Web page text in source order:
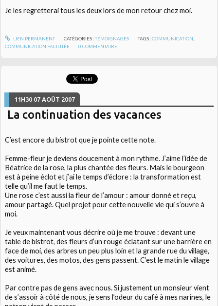
Je les regretterai tous les deux lors de mon retour chez moi.
LIEN PERMANENT CATÉGORIES :TÉMOIGNAGES TAGS :COMMUNICATION
COMMUNICATION FACILITÉE
0 COMMENTAIRE
11H30 07 AOÛT 2007
La continuation des vacances
C’est encore du bistrot que je pointe cette note.
Femme-fleur je deviens doucement à mon rythme. J’aime l’idée de
Béatrice de la rose, la plus chantée des fleurs. Mais le bourgeon
est à peine éclot et j’ai le temps d’éclore : la transformation est
telle qu’il me faut le temps.
Une rose c’est aussi la fleur de l’amour : amour donné et reçu,
amour partagé. Quel projet pour cette nouvelle vie qui s’ouvre à
moi.
Je veux maintenant vous décrire où je me trouve : devant une
table de bistrot, des fleurs d’un rouge éclatant sur une barrière en
face de moi, des arbres un peu plus loin et la grande rue du village,
des voitures, des motos, des gens passent. C’est le matin le village
est animé.
Par contre pas de gens avec nous. Si justement un monsieur vient
de s’assoir à côté de nous, je sens l’odeur du café à mes narines, le